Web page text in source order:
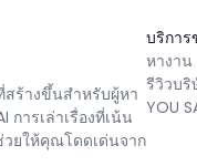
สร้างขึ้นสำหรับผู้หา
ารเล่าเรื่องที่เน้น
ยให้คุณโดดเด่นจาก
บริการ
หางาน
รีวิวบริ
YOU